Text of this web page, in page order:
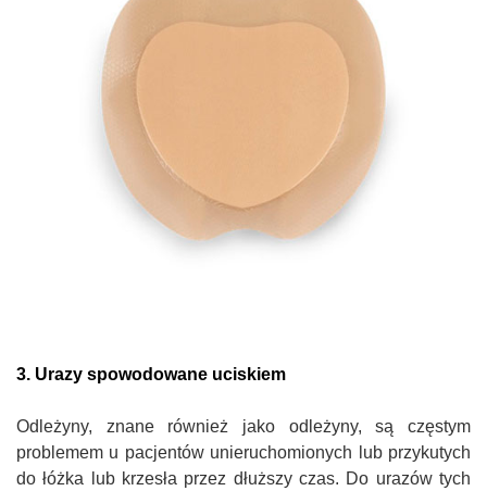
3. Urazy spowodowane uciskiem
Odleżyny, znane również jako odleżyny, są częstym
problemem u pacjentów unieruchomionych lub przykutych
do łóżka lub krzesła przez dłuższy czas. Do urazów tych